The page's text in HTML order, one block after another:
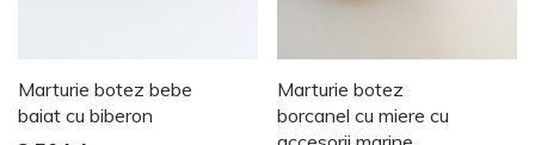
Marturie botez bebe
baiat cu biberon
Marturie botez
borcanel cu miere cu